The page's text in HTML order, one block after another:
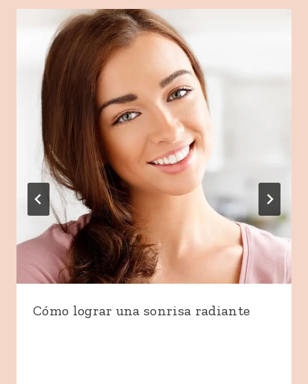
Cómo lograr una sonrisa radiante